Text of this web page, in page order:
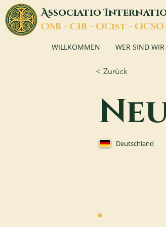
AssociatioI
OSB - CIB - OCist - OCSO
WILLKOMMEN WER SIND WIR
< Zurück
Deutschland